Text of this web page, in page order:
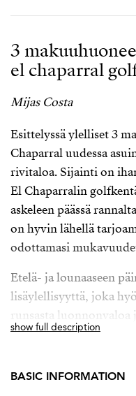
3
el chaparral
Mijas Costa
Esittelyssä ylelliset 3
Chaparral uudessa
rivitaloa. Sijainti on
El Chaparralin
askeleen päässä
on hyvin lähellä
odottamasi
Etelä- ja lounaaseen
lisäylellisyyttä, joka
runsasta luonnonvaloa
yhteiset tilat on
kehitykseen
show full description
BASIC INFORMATION